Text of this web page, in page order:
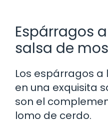
Espárragos
salsa de
Los espárragos
en una exquisita
son el
lomo de cerdo.